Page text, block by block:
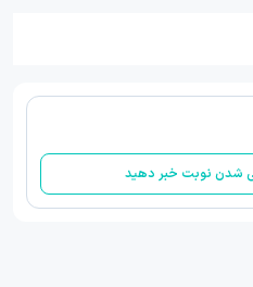
شدن نوبت خبر دهید